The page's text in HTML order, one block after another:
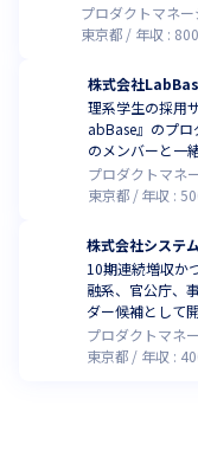
プロダクトマネー
東京都
年収 : 800
株式会社
理系学生の採用
abBase』のプ
のメンバーと一
プロダクトマネ
東京都
年収 :
株式会社システ
10期連続増収か
融系、官公庁、
ダー候補として
プロダクトマネ
東京都
年収 :